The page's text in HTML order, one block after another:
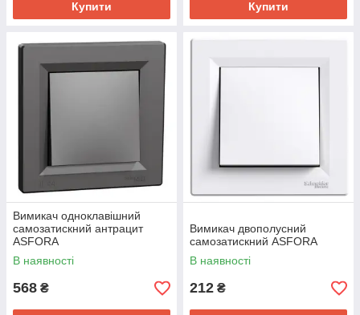
Купити Купити
Вимикач одноклавішний
самозатискний антрацит
ASFORA
В наявності
568 ₴
Вимикач двополусний
самозатискний ASFORA
В наявності
212 ₴